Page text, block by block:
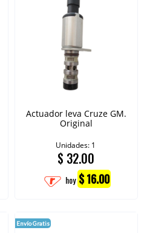
Actuador leva Cruze GM.
Original
Unidades: 1
$ 32.00
hoy $ 16.00
Envío Gratis